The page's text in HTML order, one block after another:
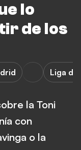
lo
de los
Liga
la Toni
con
o la